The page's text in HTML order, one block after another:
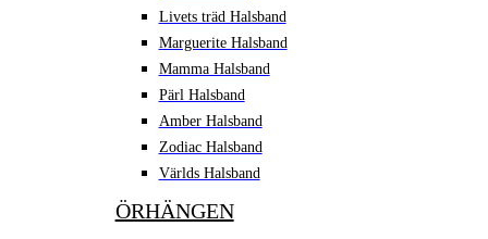
Livets träd Halsband
Marguerite Halsband
Mamma Halsband
Pärl Halsband
Amber Halsband
Zodiac Halsband
Världs Halsband
ÖRHÄNGEN